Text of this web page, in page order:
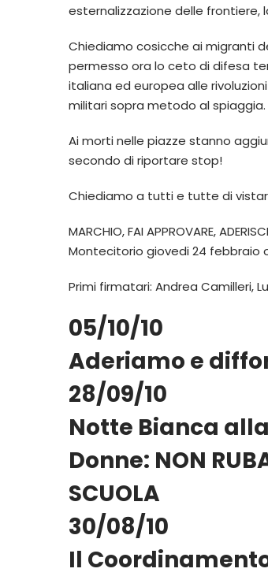
esternalizzazione delle
Chiediamo cosicche ai migranti
permesso ora lo ceto di difesa
italiana ed europea alle
militari sopra metodo al spiaggia.
Ai morti nelle piazze stanno
secondo di riportare stop!
Chiediamo a tutti e tutte di
MARCHIO, FAI APPROVARE,
Montecitorio giovedi 24 febbraio
Primi firmatari: Andrea Camilleri,
05/10/10
Aderiamo e
28/09/10
Notte Bianca
Donne: NON
SCUOLA
30/08/10
Il